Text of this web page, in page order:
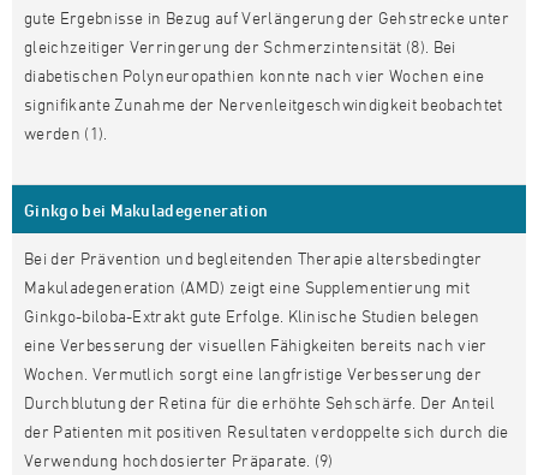
gute Ergebnisse in Bezug auf Verlängerung der Gehstrecke unter
gleichzeitiger Verringerung der Schmerzintensität (8). Bei
diabetischen Polyneuropathien konnte nach vier Wochen eine
signifikante Zunahme der Nervenleitgeschwindigkeit beobachtet
werden (1).
Ginkgo bei Makuladegeneration
Bei der Prävention und begleitenden Therapie altersbedingter
Makuladegeneration (AMD) zeigt eine Supplementierung mit
Ginkgo-biloba-Extrakt gute Erfolge. Klinische Studien belegen
eine Verbesserung der visuellen Fähigkeiten bereits nach vier
Wochen. Vermutlich sorgt eine langfristige Verbesserung der
Durchblutung der Retina für die erhöhte Sehschärfe. Der Anteil
der Patienten mit positiven Resultaten verdoppelte sich durch die
Verwendung hochdosierter Präparate. (9)